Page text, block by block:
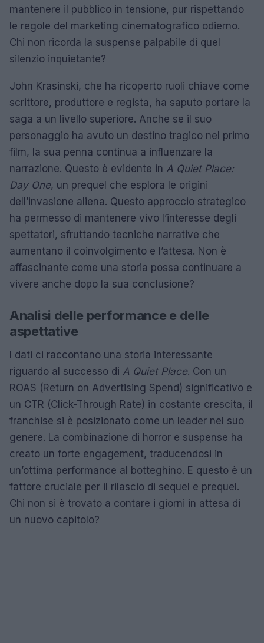
mantenere il pubblico in tensione, pur rispettando
le regole del marketing cinematografico odierno.
Chi non ricorda la suspense palpabile di quel
silenzio inquietante?
John Krasinski, che ha ricoperto ruoli chiave come
scrittore, produttore e regista, ha saputo portare la
saga a un livello superiore. Anche se il suo
personaggio ha avuto un destino tragico nel primo
film, la sua penna continua a influenzare la
narrazione. Questo è evidente in A Quiet Place:
Day One, un prequel che esplora le origini
dell’invasione aliena. Questo approccio strategico
ha permesso di mantenere vivo l’interesse degli
spettatori, sfruttando tecniche narrative che
aumentano il coinvolgimento e l’attesa. Non è
affascinante come una storia possa continuare a
vivere anche dopo la sua conclusione?
Analisi delle performance e delle
aspettative
I dati ci raccontano una storia interessante
riguardo al successo di A Quiet Place. Con un
ROAS (Return on Advertising Spend) significativo e
un CTR (Click-Through Rate) in costante crescita, il
franchise si è posizionato come un leader nel suo
genere. La combinazione di horror e suspense ha
creato un forte engagement, traducendosi in
un’ottima performance al botteghino. E questo è un
fattore cruciale per il rilascio di sequel e prequel.
Chi non si è trovato a contare i giorni in attesa di
un nuovo capitolo?